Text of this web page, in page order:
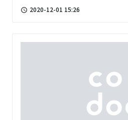
access_time 2020-12-01 15:26